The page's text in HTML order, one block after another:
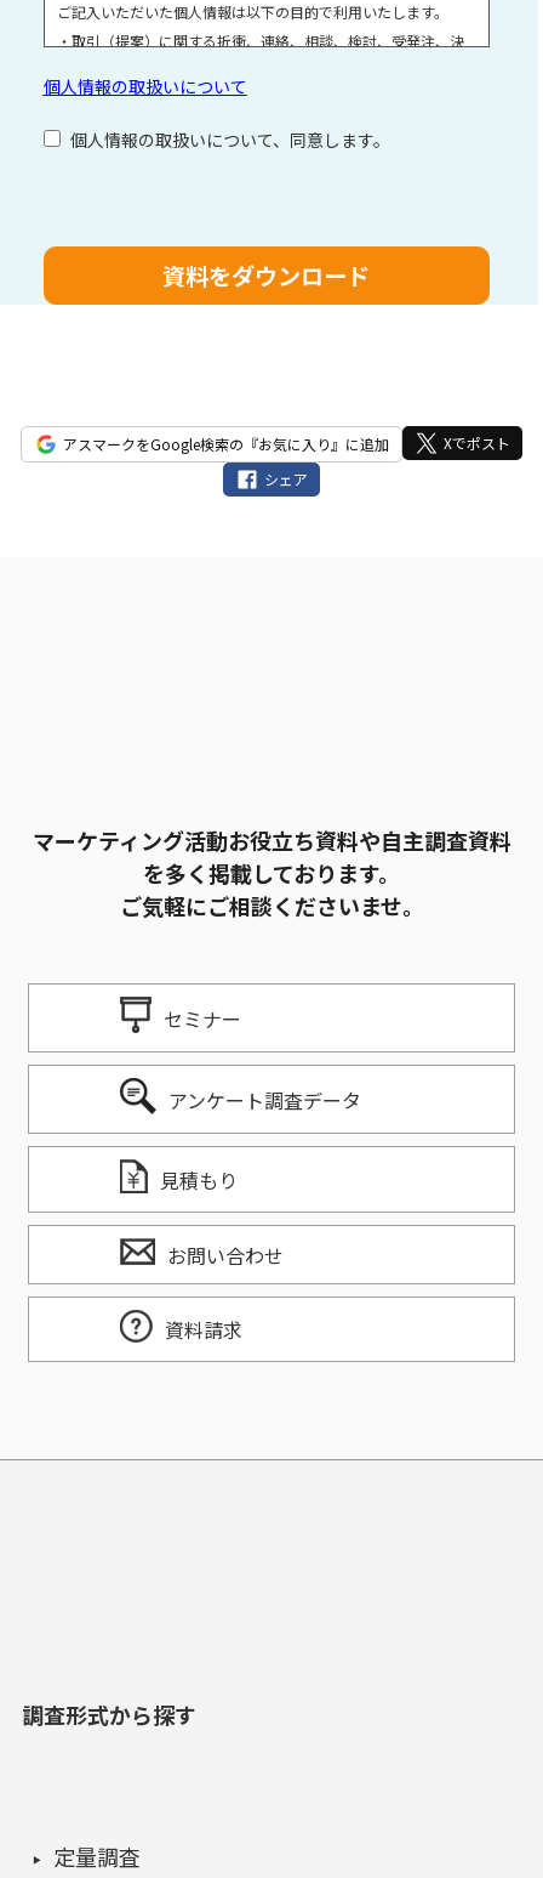
ご記入いただいた個人情報は以下の目的で利用いたします。
・取引（提案）に関する折衝、連絡、相談、検討、受発注、決
・取引（提案）に基づく役務等の授受
・当社サービス等に関する情報の提供、収集および伝達
個人情報の取扱いについて
個人情報の取扱いについて、同意します。
フ
ー
空
のアスマークをGoogle検索の『お気に入り』に追加
Xでポスト
シェア
マーケティング活動お役立ち資料や自主調査資料
を多く掲載しております。
ご気軽にご相談くださいませ。
セミナー
アンケート調査データ
見積もり
お問い合わせ
資料請求
調査形式から探す
定量調査